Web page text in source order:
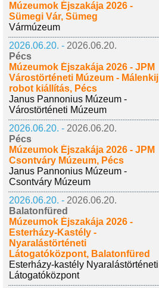
Múzeumok Éjszakája 2026 -
Sümegi Vár, Sümeg
Vármúzeum
2026.06.20. - 2026.06.20.
Pécs
Múzeumok Éjszakája 2026 - JPM
Várostörténeti Múzeum - Málenkij
robot kiállítás, Pécs
Janus Pannonius Múzeum -
Várostörténeti Múzeum
2026.06.20. - 2026.06.20.
Pécs
Múzeumok Éjszakája 2026 - JPM
Csontváry Múzeum, Pécs
Janus Pannonius Múzeum -
Csontváry Múzeum
2026.06.20. - 2026.06.20.
Balatonfüred
Múzeumok Éjszakája 2026 -
Esterházy-Kastély -
Nyaralástörténeti
Látogatóközpont, Balatonfüred
Esterházy-kastély Nyaralástörténeti
Látogatóközpont